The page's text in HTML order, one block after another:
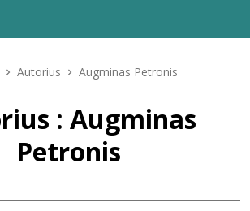
Autorius Augminas Petronis
: Augminas
Petronis